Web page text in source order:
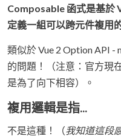
Composable 函式是基於
定義一組可以跨元件複用
類似於 Vue 2 Option API -
的問題！（注意：官方現
是為了向下相容）。
複用邏輯是指...
不是這種！（我知道這段